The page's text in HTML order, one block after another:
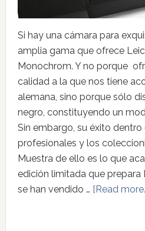
Si hay una cámara para
amplia gama que ofrece
Monochrom. Y no porque
calidad a la que nos tiene
alemana, sino porque sólo
negro, constituyendo un
Sin embargo, su éxito
profesionales y los
Muestra de ello es lo que
edición limitada que prepara
se han vendido … [Read